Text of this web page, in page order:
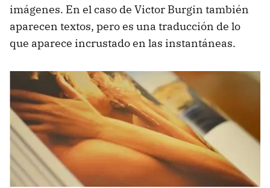
imágenes. En el caso de Victor Burgin también
aparecen textos, pero es una traducción de lo
que aparece incrustado en las instantáneas.